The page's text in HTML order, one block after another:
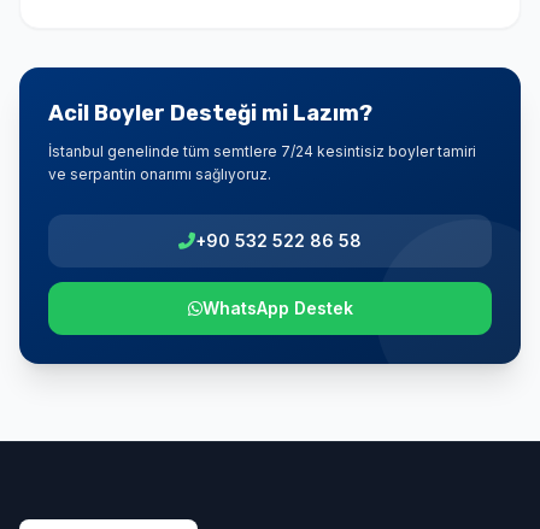
Acil Boyler Desteği mi Lazım?
İstanbul genelinde tüm semtlere 7/24 kesintisiz boyler tamiri
ve serpantin onarımı sağlıyoruz.
+90 532 522 86 58
WhatsApp Destek